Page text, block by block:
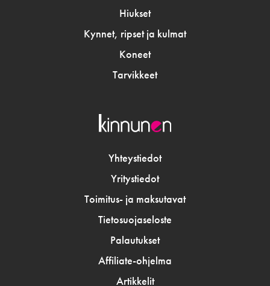
Hiukset
Kynnet, ripset ja kulmat
Koneet
Tarvikkeet
Yhteystiedot
Yritystiedot
Toimitus- ja maksutavat
Tietosuojaseloste
Palautukset
Affiliate-ohjelma
Artikkelit